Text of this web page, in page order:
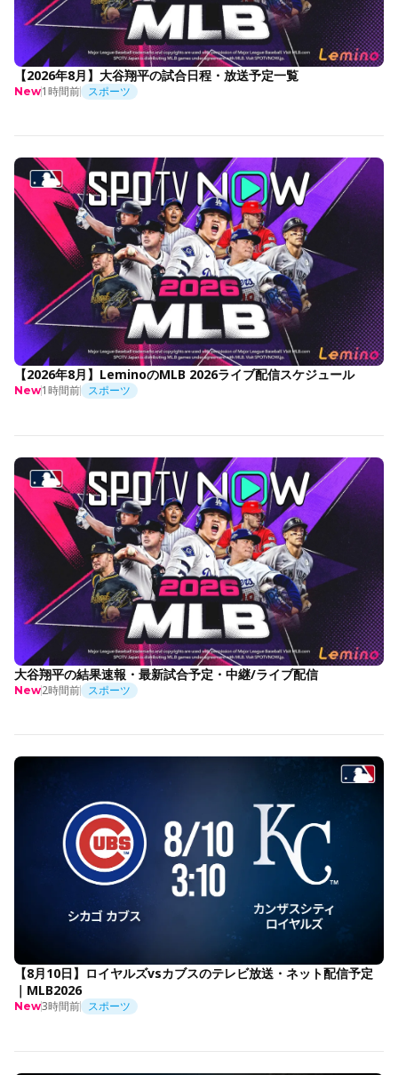
【2026年8月】大谷翔平の試合日程・放送予定一覧
New1時間前 スポーツ
【2026年8月】LeminoのMLB 2026ライブ配信スケジュール
New1時間前 スポーツ
大谷翔平の結果速報・最新試合予定・中継/ライブ配信
New2時間前 スポーツ
【8月10日】ロイヤルズvsカブスのテレビ放送・ネット配信予定
｜MLB2026
New3時間前 スポーツ